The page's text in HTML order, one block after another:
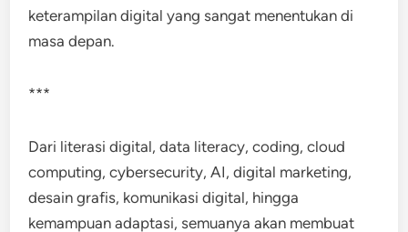
keterampilan digital yang sangat menentukan di
masa depan.
***
Dari literasi digital, data literacy, coding, cloud
computing, cybersecurity, AI, digital marketing,
desain grafis, komunikasi digital, hingga
kemampuan adaptasi, semuanya akan membuat